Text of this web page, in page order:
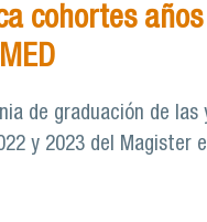
cohortes
de graduación de las
y 2023 del Magister